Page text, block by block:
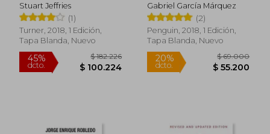
Stuart Jeffries
(1)
Turner, 2018, 1 Edición,
Tapa Blanda, Nuevo
Gabriel García Márquez
(2)
Penguin, 2018, 1 Edición,
Tapa Blanda, Nuevo